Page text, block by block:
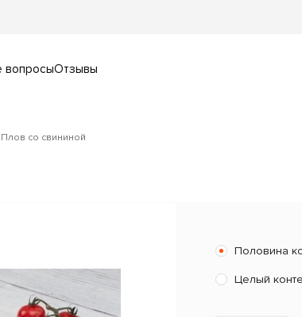
вопросыОтзывы
Плов со свининой
Половина
Целый